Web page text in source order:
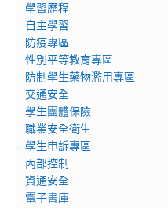
學習歷程
自主學習
防疫專區
性別平等教育專區
防制學生藥物濫用專區
交通安全
學生團體保險
職業安全衛生
學生申訴專區
內部控制
資通安全
電子書庫